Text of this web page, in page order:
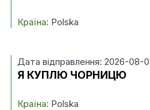
Країна: Polska
Дата відправлення: 2026-08-
Я КУПЛЮ ЧОРНИЦЮ
Країна: Polska